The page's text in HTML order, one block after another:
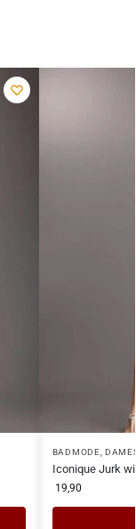
BADMODE ,
Iconique Jurk
19,90